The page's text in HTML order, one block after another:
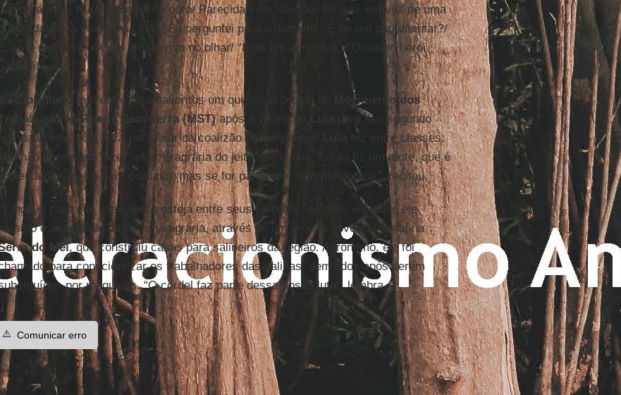
passei a mão/ Numa estátua de ouro/ Parecida com Sansão/ Só que, em vez de uma
queixada/ Uma enxada na mão/ Eu perguntei para o homem/ - É de um parlamentar?/
me respondeu/ Com um sorriso no olhar/ “É de um agricultor, / O nosso herói
popular”.
Cipriniano tem entre seus favoritos um que fez a pedido do
Movimento dos
Rurais Sem-Terra (MST)após a vitória de
para seu segundo
mandato, em 2006: “Era para falar da coalizão tão ampla que
fez entre classes,
não conseguia fazer reforma agrária do jeito que queria. Então fiz um mote, que é
‘Entendemos que é bom coalizão, mas se for para fazer reforma agrária”, recitou.
O motivo para que esse verso esteja entre seus favoritos, explica, é porque ele
é assentado da reforma agrária, através de um projeto governamental na
do Mel, que construiu casas para salineiros da região. Agrônomo, ele foi
para conscientizar os trabalhadores das salinas, demitidos após serem
por máquinas. “O cordel faz parte dessa nossa luta”, lembra.
⚠️ Comunicar erro